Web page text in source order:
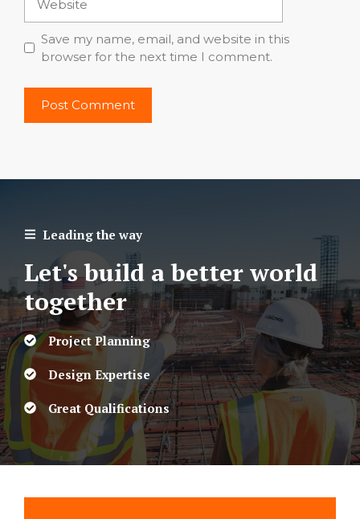
Save my name, email, and website in this
browser for the next time I comment.
Leading the way
Let's build a better world
together
Project Planning
Design Expertise
Great Qualifications